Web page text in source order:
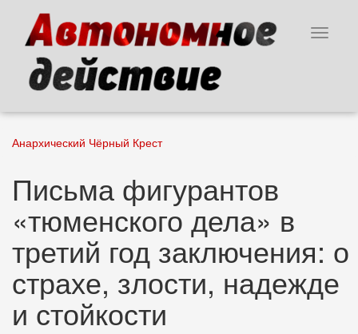
основному
содержанию
Toggle
Анархический Чёрный Крест
Письма фигурантов
«тюменского дела» в
третий год заключения: о
страхе, злости, надежде
и стойкости